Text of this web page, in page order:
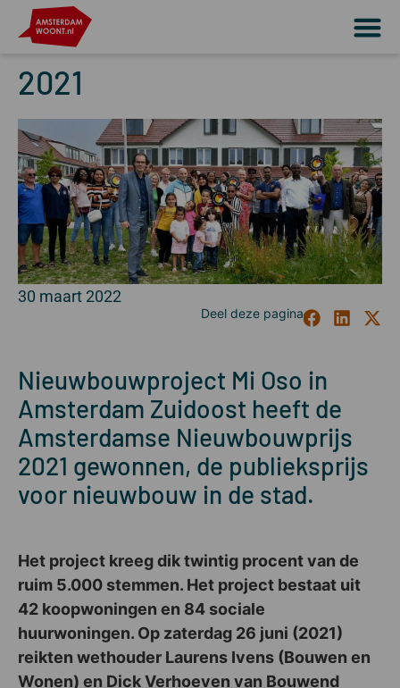
2021
30 maart 2022
Nieuwbouwproject Mi Oso in
Amsterdam Zuidoost heeft de
Amsterdamse Nieuwbouwprijs
2021 gewonnen, de publieksprijs
voor nieuwbouw in de stad.
Het project kreeg dik twintig procent van de
ruim 5.000 stemmen. Het project bestaat uit
42 koopwoningen en 84 sociale
huurwoningen. Op zaterdag 26 juni (2021)
reikten wethouder Laurens Ivens (Bouwen en
Wonen) en Dick Verhoeven van Bouwend